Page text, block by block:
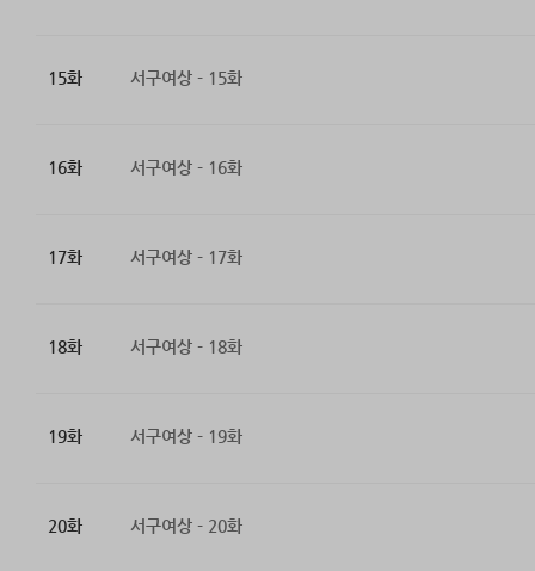
15화 서구여상 - 15화
16화 서구여상 - 16화
17화 서구여상 - 17화
18화 서구여상 - 18화
19화 서구여상 - 19화
20화 서구여상 - 20화